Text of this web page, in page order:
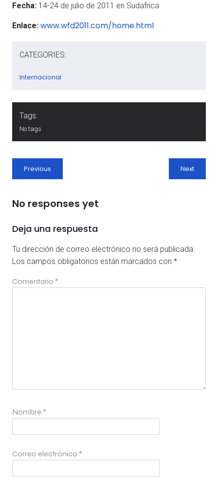
Fecha: 14-24 de julio de 2011 en Sudafrica
Enlace: www.wfd2011.com/home.html
CATEGORIES:
Internacional
Tags:
No tags
Previous Next
No responses yet
Deja una respuesta
Tu dirección de correo electrónico no será publicada.
Los campos obligatorios están marcados con *
Comentario *
Nombre *
Correo electrónico *